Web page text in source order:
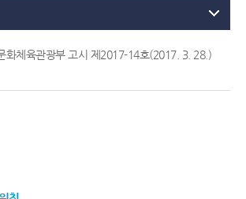
화체육관광부 고시 제2017-14호(2017. 3. 28.)